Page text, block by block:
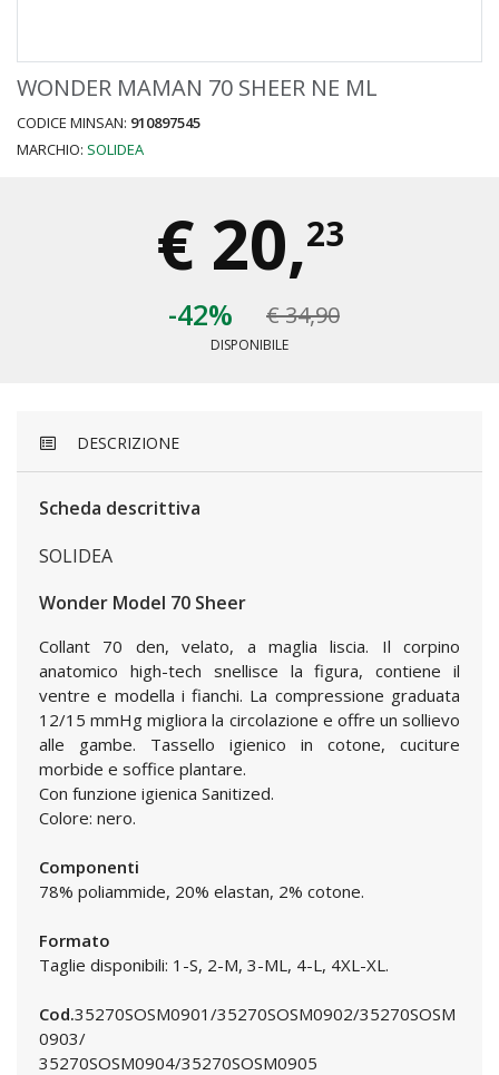
WONDER MAMAN 70 SHEER NE ML
CODICE MINSAN: 910897545
MARCHIO: SOLIDEA
€ 20,23
-42% € 34,90
DISPONIBILE
DESCRIZIONE
Scheda descrittiva
SOLIDEA
Wonder Model 70 Sheer
Collant 70 den, velato, a maglia liscia. Il corpino
anatomico high-tech snellisce la figura, contiene il
ventre e modella i fianchi. La compressione graduata
12/15 mmHg migliora la circolazione e offre un sollievo
alle gambe. Tassello igienico in cotone, cuciture
morbide e soffice plantare.
Con funzione igienica Sanitized.
Colore: nero.
Componenti
78% poliammide, 20% elastan, 2% cotone.
Formato
Taglie disponibili: 1-S, 2-M, 3-ML, 4-L, 4XL-XL.
Cod.35270SOSM0901/35270SOSM0902/35270SOSM
0903/
35270SOSM0904/35270SOSM0905